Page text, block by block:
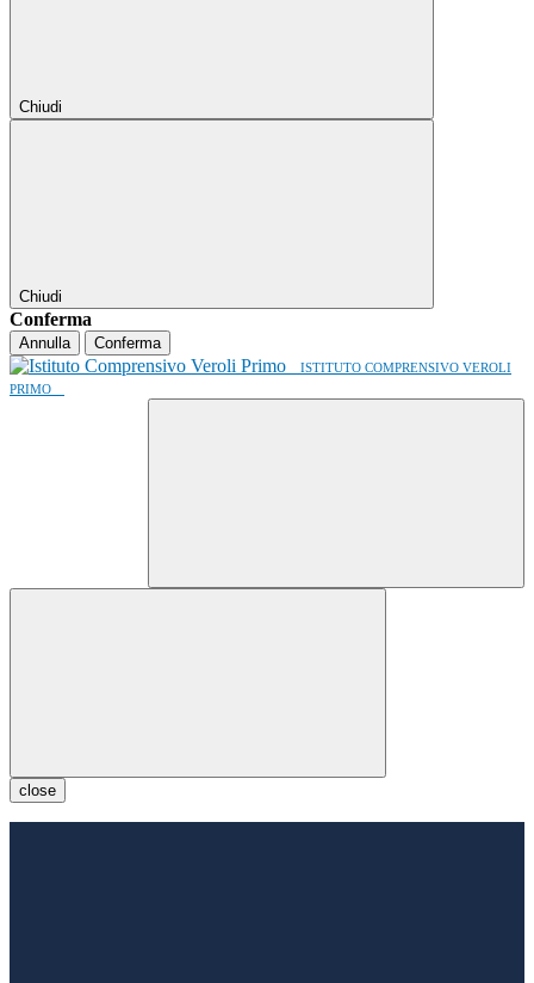
Chiudi
Chiudi
Conferma
Annulla Conferma
ISTITUTO COMPRENSIVO VEROLI
PRIMO
close